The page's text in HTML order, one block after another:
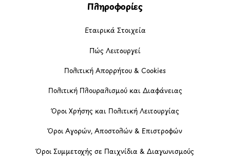
Πληροφορίες
Εταιρικά Στοιχεία
Πώς Λειτουργεί
Πολιτική Απορρήτου & Cookies
Πολιτική Πλουραλισμού και Διαφάνειας
Όροι Χρήσης και Πολιτική Λειτουργίας
Όροι Αγορών, Αποστολών & Επιστροφών
Όροι Συμμετοχής σε Παιχνίδια & Διαγωνισμούς